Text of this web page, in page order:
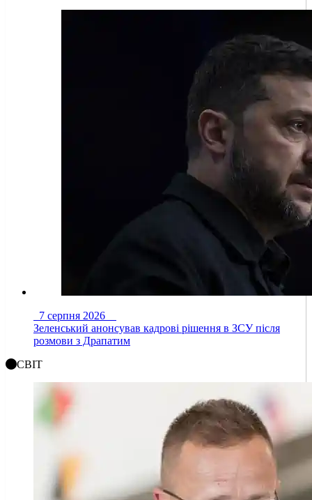
7 серпня 2026
Зеленський анонсував кадрові рішення в ЗСУ після
розмови з Драпатим
СВІТ